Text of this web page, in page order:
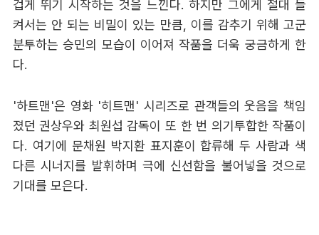
겁게 뛰기 시작하는 것을 느낀다. 하지만 그에게 절대 들
켜서는 안 되는 비밀이 있는 만큼, 이를 감추기 위해 고군
분투하는 승민의 모습이 이어져 작품을 더욱 궁금하게 한
다.
'하트맨'은 영화 '히트맨' 시리즈로 관객들의 웃음을 책임
졌던 권상우와 최원섭 감독이 또 한 번 의기투합한 작품이
다. 여기에 문채원 박지환 표지훈이 합류해 두 사람과 색
다른 시너지를 발휘하며 극에 신선함을 불어넣을 것으로
기대를 모은다.